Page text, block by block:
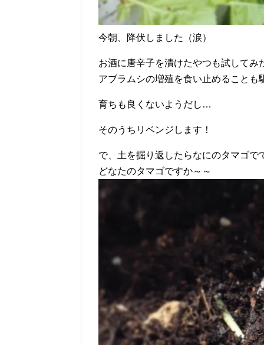
今朝、降伏しました（涙）
お酒に唐辛子を漬けたやつも試してみ
アブラムシの増殖を食い止めることも
育ちも良くないようだし…
そのうちリベンジします！
で、土を掘り返したらなにのタマゴで
どなたのタマゴですか～～